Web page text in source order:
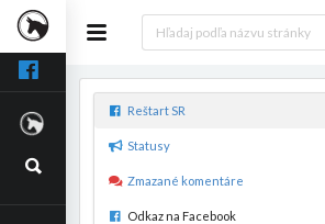
Reštart SR
Statusy
Zmazané komentáre
Odkaz na Facebook